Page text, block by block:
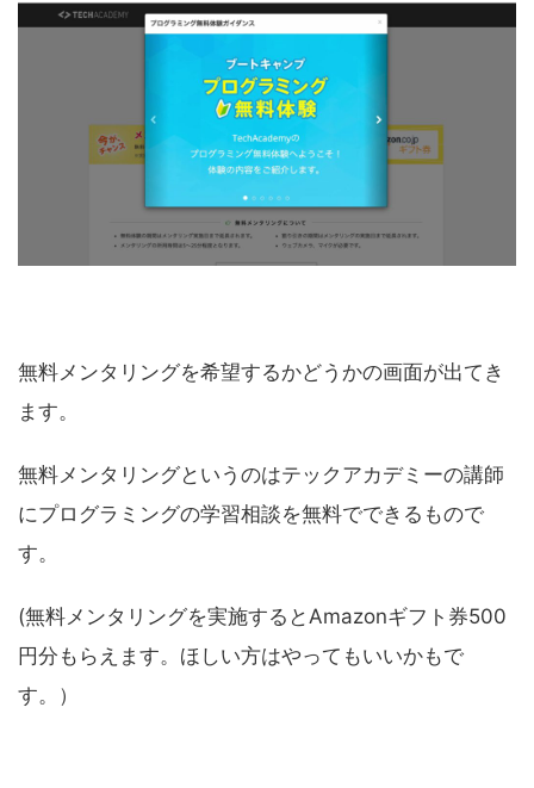
無料メンタリングを希望するかどうかの画面が出てき
ます。
無料メンタリングというのはテックアカデミーの講師
にプログラミングの学習相談を無料でできるもので
す。
(無料メンタリングを実施するとAmazonギフト券500
円分もらえます。ほしい方はやってもいいかもで
す。）